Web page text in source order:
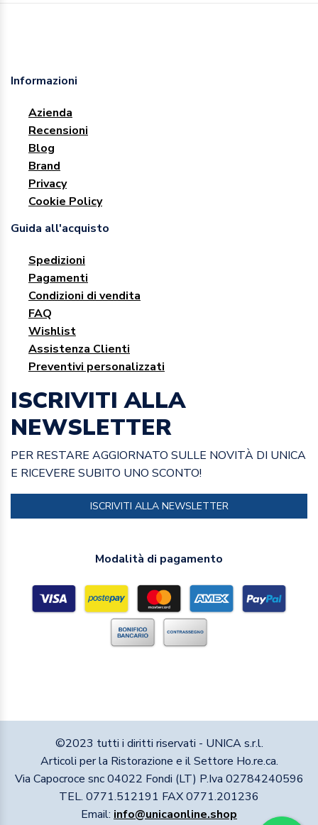
Informazioni
Azienda
Recensioni
Blog
Brand
Privacy
Cookie Policy
Guida all'acquisto
Spedizioni
Pagamenti
Condizioni di vendita
FAQ
Wishlist
Assistenza Clienti
Preventivi personalizzati
ISCRIVITI ALLA
NEWSLETTER
PER RESTARE AGGIORNATO SULLE NOVITÀ DI UNICA
E RICEVERE SUBITO UNO SCONTO!
ISCRIVITI ALLA NEWSLETTER
Modalità di pagamento
©2023 tutti i diritti riservati - UNICA s.r.l.
Articoli per la Ristorazione e il Settore Ho.re.ca.
Via Capocroce snc 04022 Fondi (LT) P.Iva 02784240596
TEL. 0771.512191 FAX 0771.201236
Email: info@unicaonline.shop